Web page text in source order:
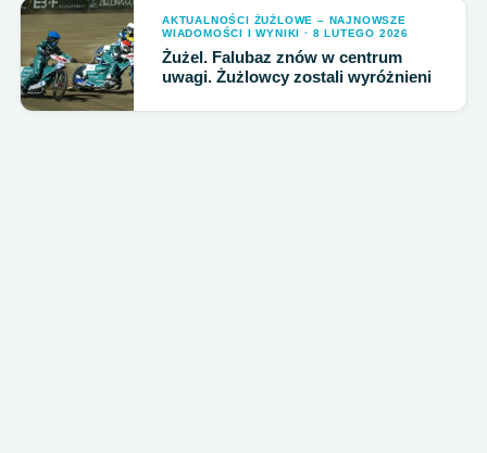
AKTUALNOŚCI ŻUŻLOWE – NAJNOWSZE
WIADOMOŚCI I WYNIKI · 8 LUTEGO 2026
Żużel. Falubaz znów w centrum
uwagi. Żużlowcy zostali wyróżnieni